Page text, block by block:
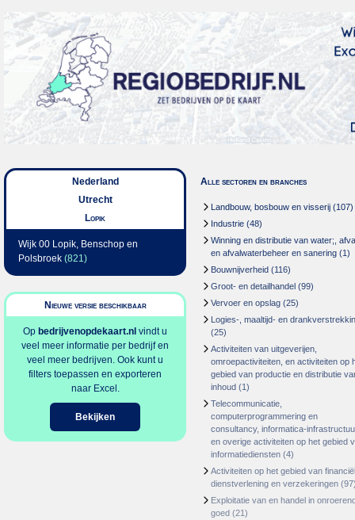
Nederland
Utrecht
Lopik
Wijk 00 Lopik, Benschop en
Polsbroek (821)
Nieuwe versie beschikbaar
Op bedrijvenopdekaart.nl vindt u
veel meer informatie per bedrijf en
veel meer bedrijven. Ook kunt u
filters toepassen en exporteren
naar Excel.
Bekijken
Alle sectoren en branches
Landbouw, bosbouw en visserij (107)
Industrie (48)
Winning en distributie van water;,
en afvalwaterbeheer en sanering (1)
Bouwnijverheid (116)
Groot- en detailhandel (99)
Vervoer en opslag (25)
Logies-, maaltijd- en
(25)
Activiteiten van uitgeverijen,
omroepactiviteiten, en activiteiten op
gebied van productie en distributie
inhoud (1)
Telecommunicatie,
computerprogrammering en
consultancy, informatica-
en overige activiteiten op het gebied
informatiediensten (4)
Activiteiten op het gebied van
dienstverlening en verzekeringen
Exploitatie van en handel in
goed (21)